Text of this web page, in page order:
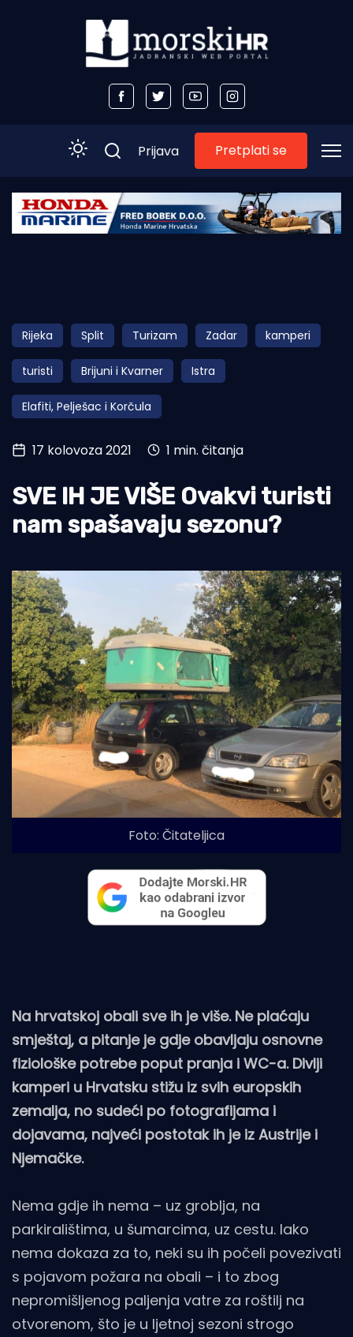
Početna
Obala
Otoci
Turizam i nautika
Pomorstvo
Ribolov
Tradicija i kultura
Prijava Pretplati se
Rijeka Split Turizam Zadar kamperi
turisti Brijuni i Kvarner Istra
Elafiti, Pelješac i Korčula
17 kolovoza 2021 1 min. čitanja
SVE IH JE VIŠE Ovakvi turisti
nam spašavaju sezonu?
Foto: Čitateljica
Na hrvatskoj obali sve ih je više. Ne plaćaju
smještaj, a pitanje je gdje obavljaju osnovne
fiziološke potrebe poput pranja i WC-a. Divlji
kamperi u Hrvatsku stižu iz svih europskih
zemalja, no sudeći po fotografijama i
dojavama, najveći postotak ih je iz Austrije i
Njemačke.
Nema gdje ih nema – uz groblja, na
parkiralištima, u šumarcima, uz cestu. Iako
nema dokaza za to, neki su ih počeli povezivati
s pojavom požara na obali – i to zbog
nepromišljenog paljenja vatre za roštilj na
otvorenom, što je u ljetnoj sezoni strogo